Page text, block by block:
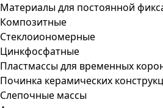
Материалы для постоянной
Композитные
Стеклоиономерные
Цинкфосфатные
Пластмассы для временных
Починка керамических
Слепочные массы